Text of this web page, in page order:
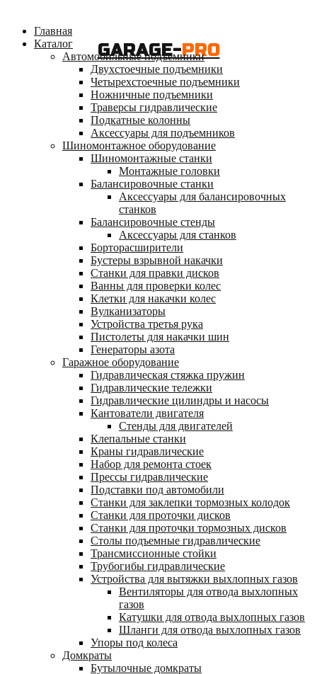
GARAGE-PRO
Главная
Каталог
Автомобильные подъемники
Двухстоечные подъемники
Четырехстоечные подъемники
Ножничные подъемники
Траверсы гидравлические
Подкатные колонны
Аксессуары для подъемников
Шиномонтажное оборудование
Шиномонтажные станки
Монтажные головки
Балансировочные станки
Аксессуары для балансировочных
станков
Балансировочные стенды
Аксессуары для станков
Борторасширители
Бустеры взрывной накачки
Станки для правки дисков
Ванны для проверки колес
Клетки для накачки колес
Вулканизаторы
Устройства третья рука
Пистолеты для накачки шин
Генераторы азота
Гаражное оборудование
Гидравлическая стяжка пружин
Гидравлические тележки
Гидравлические цилиндры и насосы
Кантователи двигателя
Стенды для двигателей
Клепальные станки
Краны гидравлические
Набор для ремонта стоек
Прессы гидравлические
Подставки под автомобили
Станки для заклепки тормозных колодок
Станки для проточки дисков
Станки для проточки тормозных дисков
Столы подъемные гидравлические
Трансмиссионные стойки
Трубогибы гидравлические
Устройства для вытяжки выхлопных газов
Вентиляторы для отвода выхлопных
газов
Катушки для отвода выхлопных газов
Шланги для отвода выхлопных газов
Упоры под колеса
Домкраты
Бутылочные домкраты